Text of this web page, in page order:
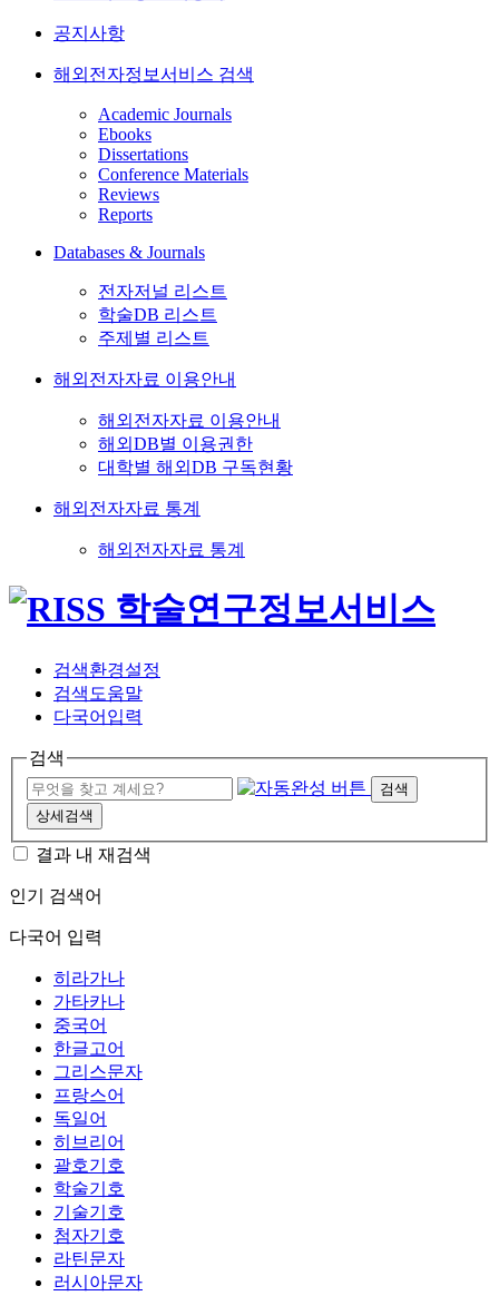
공지사항
해외전자정보서비스 검색
Academic Journals
Ebooks
Dissertations
Conference Materials
Reviews
Reports
Databases & Journals
전자저널 리스트
학술DB 리스트
주제별 리스트
해외전자자료 이용안내
해외전자자료 이용안내
해외DB별 이용권한
대학별 해외DB 구독현황
해외전자자료 통계
해외전자자료 통계
검색환경설정
검색도움말
다국어입력
검색
검색
상세검색
결과 내 재검색
인기 검색어
다국어 입력
히라가나
가타카나
중국어
한글고어
그리스문자
프랑스어
독일어
히브리어
괄호기호
학술기호
기술기호
첨자기호
라틴문자
러시아문자